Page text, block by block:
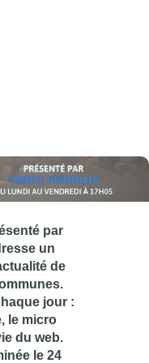
par
un
de
jour :
le micro
du web.
le 24